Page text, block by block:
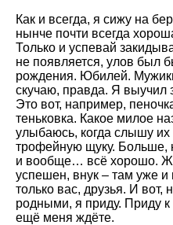
Как и всегда, я сижу на
нынче почти всегда
Только и успевай
не появляется, улов был
рождения. Юбилей.
скучаю, правда. Я выучил
Это вот, например,
теньковка. Какое милое
улыбаюсь, когда слышу
трофейную щуку. Больше,
и вообще… всё хорошо.
успешен, внук – там уже и
только вас, друзья. И вот,
родными, я приду. Приду
ещё меня ждёте.